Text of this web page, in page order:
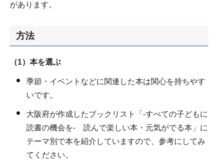
があります。
方法
（1）本を選ぶ
季節・イベントなどに関連した本は関心を持ちやす
いです。
大阪府が作成したブックリスト「-すべての子どもに
読書の機会を- 読んで楽しい本・元気がでる本」に
テーマ別で本を紹介していますので、参考にしてみ
てください。